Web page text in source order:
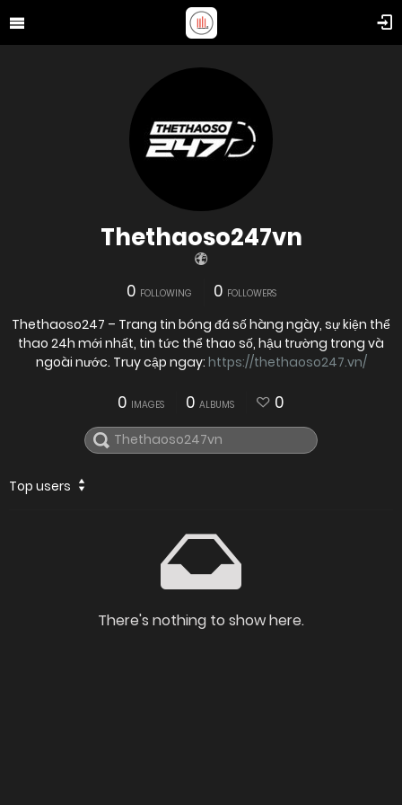
Thethaoso247vn
0 FOLLOWING 0 FOLLOWERS
Thethaoso247 – Trang tin bóng đá số hàng ngày, sự kiện thể
thao 24h mới nhất, tin tức thể thao số, hậu trường trong và
ngoài nước. Truy cập ngay: https://thethaoso247.vn/
0 IMAGES 0 ALBUMS 0
Top users
There's nothing to show here.